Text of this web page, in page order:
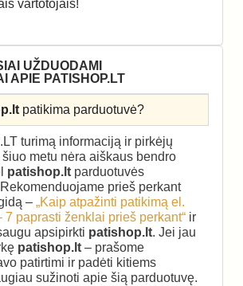
vartotojais!
UŽDUODAMI
APIE PATISHOP.LT
patikima parduotuvė?
turimą informaciją ir pirkėjų
metu nėra aiškaus bendro
patishop.lt parduotuvės
prieš perkant
– „Kaip atpažinti patikimą el.
7 paprasti ženklai prieš perkant“ ir
apsipirkti patishop.lt. Jei jau
patishop.lt – prašome
patirtimi ir padėti kitiems
sužinoti apie šią parduotuvę.